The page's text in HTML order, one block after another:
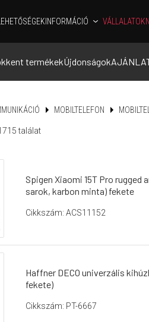
INFORMÁCIÓ
termékekÚjdonságok
MOBILTELEFON
találat
Spigen Xiaomi 15T Pro
sarok, karbon minta) fekete
Cikkszám: ACS11152
Haffner DECO univerzális
fekete)
Cikkszám: PT-6667